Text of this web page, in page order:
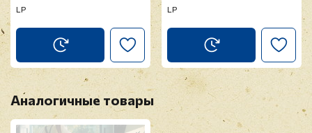
LP LP
Аналогичные товары